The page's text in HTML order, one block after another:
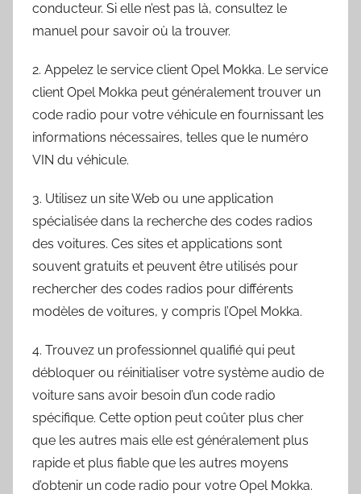
conducteur. Si elle n’est pas là, consultez le
manuel pour savoir où la trouver.
2. Appelez le service client Opel Mokka. Le service
client Opel Mokka peut généralement trouver un
code radio pour votre véhicule en fournissant les
informations nécessaires, telles que le numéro
VIN du véhicule.
3. Utilisez un site Web ou une application
spécialisée dans la recherche des codes radios
des voitures. Ces sites et applications sont
souvent gratuits et peuvent être utilisés pour
rechercher des codes radios pour différents
modèles de voitures, y compris l’Opel Mokka.
4. Trouvez un professionnel qualifié qui peut
débloquer ou réinitialiser votre système audio de
voiture sans avoir besoin d’un code radio
spécifique. Cette option peut coûter plus cher
que les autres mais elle est généralement plus
rapide et plus fiable que les autres moyens
d’obtenir un code radio pour votre Opel Mokka.